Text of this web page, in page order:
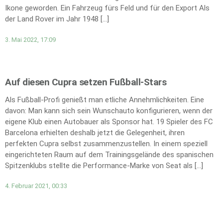
Ikone geworden. Ein Fahrzeug fürs Feld und für den Export Als
der Land Rover im Jahr 1948 […]
3. Mai 2022, 17:09
Auf diesen Cupra setzen Fußball-Stars
Als Fußball-Profi genießt man etliche Annehmlichkeiten. Eine
davon: Man kann sich sein Wunschauto konfigurieren, wenn der
eigene Klub einen Autobauer als Sponsor hat. 19 Spieler des FC
Barcelona erhielten deshalb jetzt die Gelegenheit, ihren
perfekten Cupra selbst zusammenzustellen. In einem speziell
eingerichteten Raum auf dem Trainingsgelände des spanischen
Spitzenklubs stellte die Performance-Marke von Seat als […]
4. Februar 2021, 00:33